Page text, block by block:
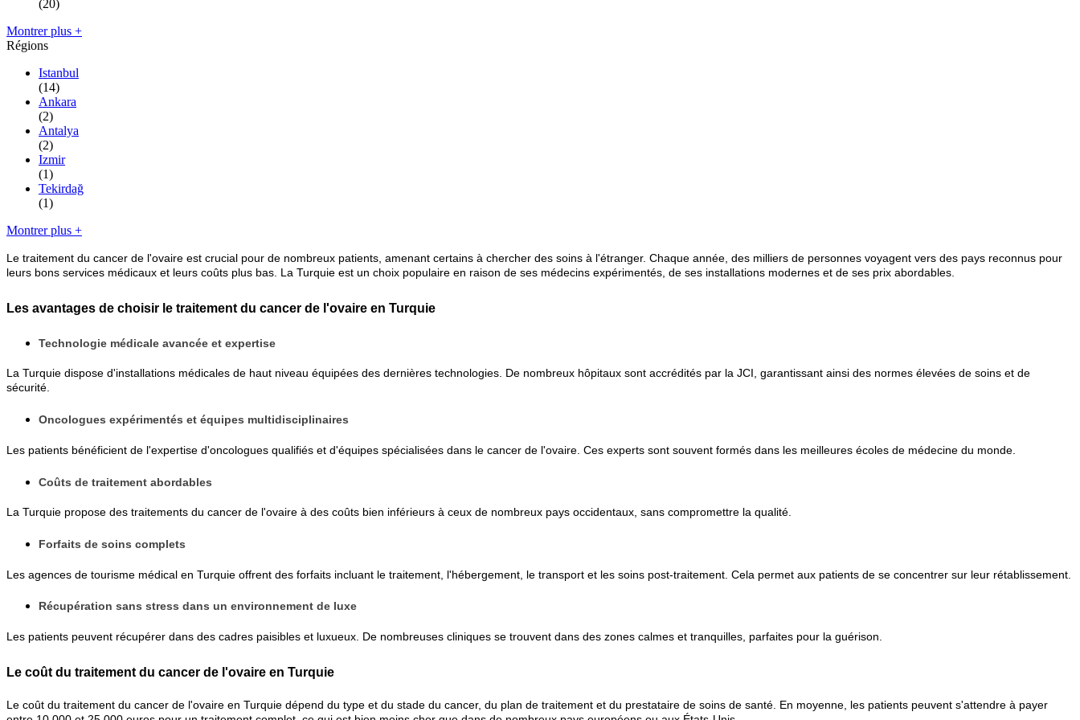
(20)
Montrer plus +
Régions
Istanbul
(14)
Ankara
(2)
Antalya
(2)
Izmir
(1)
Tekirdağ
(1)
Montrer plus +
Le traitement du cancer de l'ovaire est crucial pour de nombreux patients, amenant certains à chercher des soins à l'étranger. Chaque année, des milliers de personnes voyagent vers des pays reconnus pour
leurs bons services médicaux et leurs coûts plus bas. La Turquie est un choix populaire en raison de ses médecins expérimentés, de ses installations modernes et de ses prix abordables.
Les avantages de choisir le traitement du cancer de l'ovaire en Turquie
Technologie médicale avancée et expertise
La Turquie dispose d'installations médicales de haut niveau équipées des dernières technologies. De nombreux hôpitaux sont accrédités par la JCI, garantissant ainsi des normes élevées de soins et de
sécurité.
Oncologues expérimentés et équipes multidisciplinaires
Les patients bénéficient de l'expertise d'oncologues qualifiés et d'équipes spécialisées dans le cancer de l'ovaire. Ces experts sont souvent formés dans les meilleures écoles de médecine du monde.
Coûts de traitement abordables
La Turquie propose des traitements du cancer de l'ovaire à des coûts bien inférieurs à ceux de nombreux pays occidentaux, sans compromettre la qualité.
Forfaits de soins complets
Les agences de tourisme médical en Turquie offrent des forfaits incluant le traitement, l'hébergement, le transport et les soins post-traitement. Cela permet aux patients de se concentrer sur leur rétablissement.
Récupération sans stress dans un environnement de luxe
Les patients peuvent récupérer dans des cadres paisibles et luxueux. De nombreuses cliniques se trouvent dans des zones calmes et tranquilles, parfaites pour la guérison.
Le coût du traitement du cancer de l'ovaire en Turquie
Le coût du traitement du cancer de l'ovaire en Turquie dépend du type et du stade du cancer, du plan de traitement et du prestataire de soins de santé. En moyenne, les patients peuvent s'attendre à payer